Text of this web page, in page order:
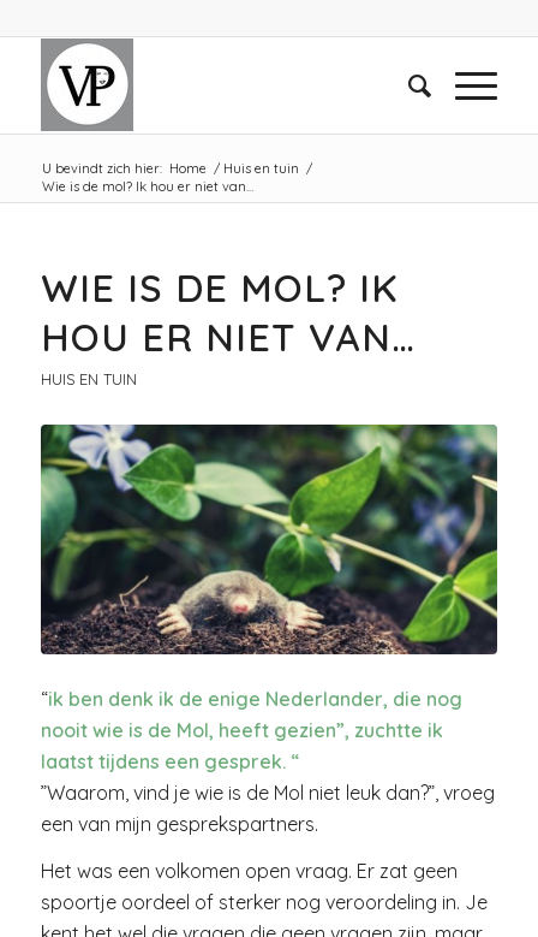
U bevindt zich hier: Home / Huis en tuin /
Wie is de mol? Ik hou er niet van…
WIE IS DE MOL? IK
HOU ER NIET VAN…
HUIS EN TUIN
“ik ben denk ik de enige Nederlander, die nog
nooit wie is de Mol, heeft gezien”, zuchtte ik
laatst tijdens een gesprek. “
”Waarom, vind je wie is de Mol niet leuk dan?”, vroeg
een van mijn gesprekspartners.
Het was een volkomen open vraag. Er zat geen
spoortje oordeel of sterker nog veroordeling in. Je